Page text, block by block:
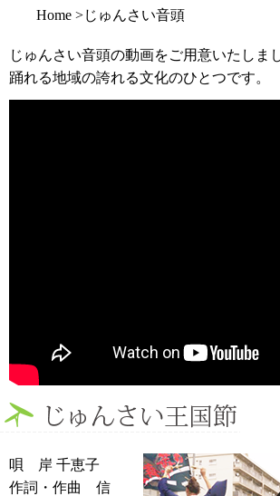
Home じゅんさい音頭
じゅんさい音頭の動画をご用意いたしま
踊れる地域の誇れる文化のひとつです。
唄 岸 千恵子
作詞・作曲 信